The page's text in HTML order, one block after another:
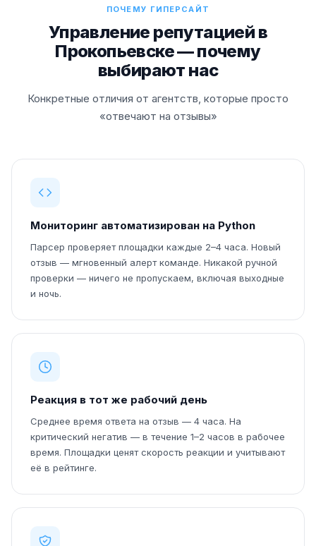
ПОЧЕМУ ГИПЕРСАЙТ
Управление репутацией в
Прокопьевске — почему
выбирают нас
Конкретные отличия от агентств, которые просто
«отвечают на отзывы»
Мониторинг автоматизирован на Python
Парсер проверяет площадки каждые 2–4 часа. Новый
отзыв — мгновенный алерт команде. Никакой ручной
проверки — ничего не пропускаем, включая выходные
и ночь.
Реакция в тот же рабочий день
Среднее время ответа на отзыв — 4 часа. На
критический негатив — в течение 1–2 часов в рабочее
время. Площадки ценят скорость реакции и учитывают
её в рейтинге.